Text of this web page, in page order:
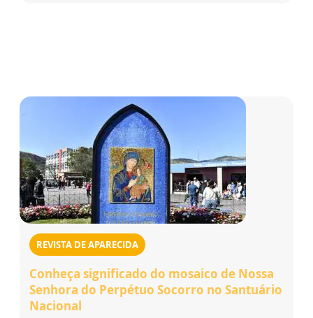
REVISTA DE APARECIDA
Conheça significado do mosaico de Nossa
Senhora do Perpétuo Socorro no Santuário
Nacional